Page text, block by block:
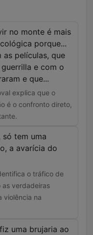
no monte é mais
porque...
as películas, que
e com o
e que...
explica que o
é o confronto direto,
só tem uma
a avarícia do
o tráfico de
as verdadeiras
violência na
uma brujaria ao